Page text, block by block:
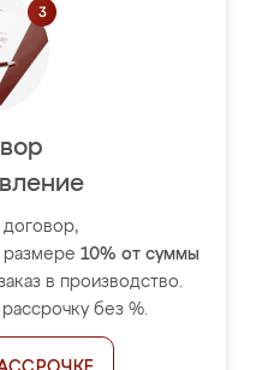
размере 10% от суммы
в производство.
без %.